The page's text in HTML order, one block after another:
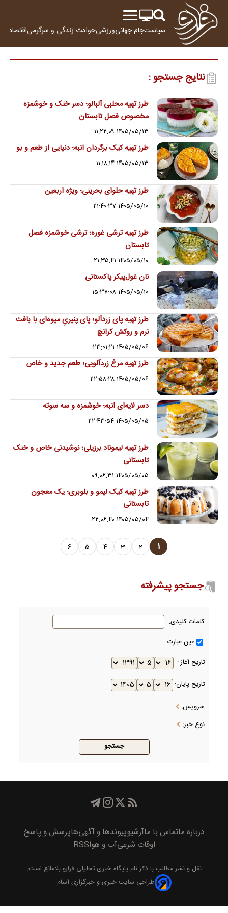
سیاستجام جهانیورزشیحوادث زندگی و سرگرمیاقتصاد
نتایج جستجو :
طرز تهیه محلبی آلبالو؛ دسر خنک و خوشمزه
مخصوص فصل تابستان
۱۴۰۵/۰۵/۱۳ ۱۱:۲۲:۰۹
طرز تهیه کیک برگردان انبه؛ دنیایی از طعم و بو
۱۴۰۵/۰۵/۱۳ ۱۱:۱۸:۱۴
طرز تهیه حلوای بحرینی؛ ویژه اربعین
۱۴۰۵/۰۵/۱۰ ۲۱:۴۰:۳۷
طرز تهیه ترشی غوره؛ ترشی خوشمزه فصل
تابستان
۱۴۰۵/۰۵/۱۰ ۲۱:۳۵:۴۱
نان غول‌پیکر پاکستانی
۱۴۰۵/۰۵/۱۰ ۱۵:۳۷:۰۸
طرز تهیه پای زردآلو؛ پای پنیریِ میوه‌ای با بافت
نرم و روکش کرانچ
۱۴۰۵/۰۵/۰۶ ۲۳:۰۱:۲۱
طرز تهیه مرغ زردآلویی؛ طعم جدید و خاص
۱۴۰۵/۰۵/۰۶ ۲۲:۵۸:۲۸
دسر لایه‌ای انبه؛ خوشمزه و سه سوته
۱۴۰۵/۰۵/۰۵ ۲۲:۴۳:۵۴
طرز تهیه لیموناد برزیلی؛ نوشیدنی خاص و خنک
تابستانی
۱۴۰۵/۰۵/۰۵ ۰۹:۰۶:۳۱
طرز تهیه کیک لیمو و بلوبری؛ یک معجون
تابستانی
۱۴۰۵/۰۵/۰۴ ۲۲:۰۶:۴۰
1
2
3
4
5
6
جستجو پیشرفته
کلمات کلیدی:
عین عبارت
تاریخ آغاز :
تاریخ پایان:
سرویس:
نوع خبر:
جستجو
درباره ماتماس با ماآرشیوپیوند‌ها و آگهی‌هاپرسش و پاسخ
اوقات شرعیآب و هواRSS
نقل و نشر مطالب با ذکر نام پايگاه خبری تحليلی فراروبلامانع است.
طراحی سایت خبری و خبرگزاری آسام